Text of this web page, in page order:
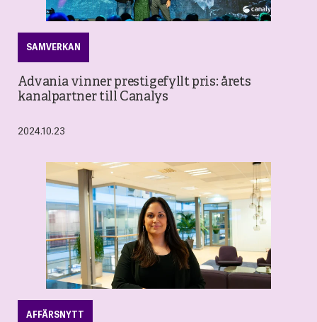
SAMVERKAN
Advania vinner prestigefyllt pris: årets
kanalpartner till Canalys
2024.10.23
AFFÄRSNYTT